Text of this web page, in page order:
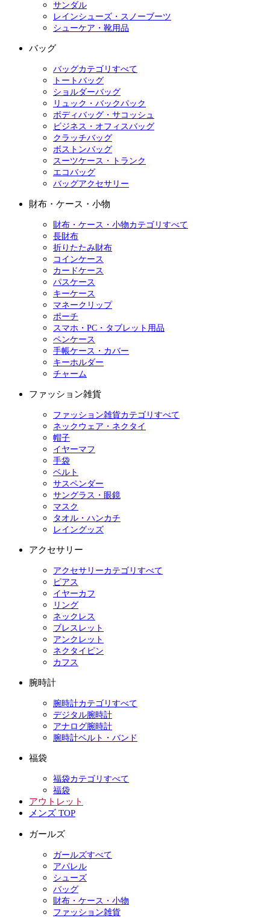
サンダル
レインシューズ・スノーブーツ
シューケア・靴用品
バッグ
バッグカテゴリすべて
トートバッグ
ショルダーバッグ
リュック・バックパック
ボディバッグ・サコッシュ
ビジネス・オフィスバッグ
クラッチバッグ
ボストンバッグ
スーツケース・トランク
エコバッグ
バッグアクセサリー
財布・ケース・小物
財布・ケース・小物カテゴリすべて
長財布
折りたたみ財布
コインケース
カードケース
パスケース
キーケース
マネークリップ
ポーチ
スマホ・PC・タブレット用品
ペンケース
手帳ケース・カバー
キーホルダー
チャーム
ファッション雑貨
ファッション雑貨カテゴリすべて
ネックウェア・ネクタイ
帽子
イヤーマフ
手袋
ベルト
サスペンダー
サングラス・眼鏡
マスク
タオル・ハンカチ
レイングッズ
アクセサリー
アクセサリーカテゴリすべて
ピアス
イヤーカフ
リング
ネックレス
ブレスレット
アンクレット
ネクタイピン
カフス
腕時計
腕時計カテゴリすべて
デジタル腕時計
アナログ腕時計
腕時計ベルト・バンド
福袋
福袋カテゴリすべて
福袋
アウトレット
メンズ TOP
ガールズ
ガールズすべて
アパレル
シューズ
バッグ
財布・ケース・小物
ファッション雑貨